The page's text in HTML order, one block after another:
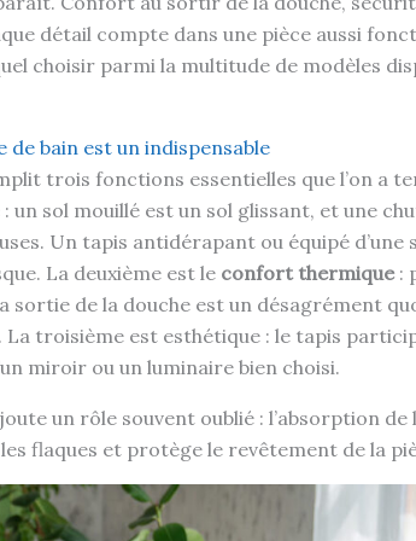
détail compte dans une pièce aussi
choisir parmi la multitude de modèles
de bain est un indispensable
trois fonctions essentielles que l’on a
un sol mouillé est un sol glissant, et une
Un tapis antidérapant ou équipé
La deuxième est le confort thermique:
sortie de la douche est un désagrément
troisième est esthétique : le tapis
miroir ou un luminaire bien choisi.
un rôle souvent oublié : l’absorption
les flaques et protège le revêtement de la